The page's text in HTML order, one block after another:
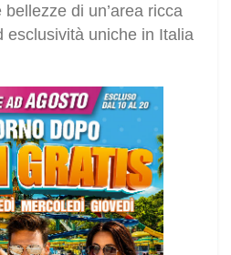
di un’area ricca
esclusività uniche in Italia